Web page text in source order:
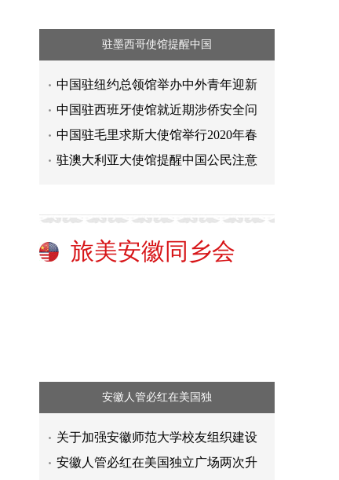
驻墨西哥使馆提醒中国
中国驻纽约总领馆举办中外青年迎新
中国驻西班牙使馆就近期涉侨安全问
中国驻毛里求斯大使馆举行2020年春
驻澳大利亚大使馆提醒中国公民注意
旅美安徽同乡会
安徽人管必红在美国独
关于加强安徽师范大学校友组织建设
安徽人管必红在美国独立广场两次升